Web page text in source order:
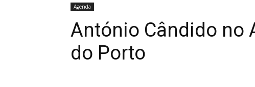
Agenda
António Cândido no
do Porto